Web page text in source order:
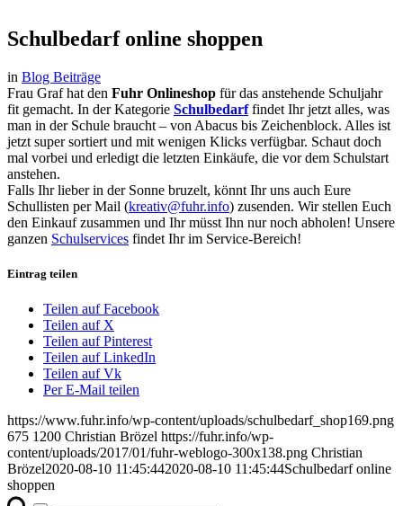
Schulbedarf online shoppen
in Blog Beiträge
Frau Graf hat den Fuhr Onlineshop für das anstehende Schuljahr
fit gemacht. In der Kategorie Schulbedarffindet Ihr jetzt alles, was
man in der Schule braucht – von Abacus bis Zeichenblock. Alles ist
jetzt super sortiert und mit wenigen Klicks verfügbar. Schaut doch
mal vorbei und erledigt die letzten Einkäufe, die vor dem Schulstart
anstehen.
Falls Ihr lieber in der Sonne bruzelt, könnt Ihr uns auch Eure
Schullisten per Mail (kreativ@fuhr.info) zusenden. Wir stellen Euch
den Einkauf zusammen und Ihr müsst Ihn nur noch abholen! Unsere
ganzen Schulservices findet Ihr im Service-Bereich!
Eintrag teilen
Teilen auf Facebook
Teilen auf X
Teilen auf Pinterest
Teilen auf LinkedIn
Teilen auf Vk
Per E-Mail teilen
https://www.fuhr.info/wp-content/uploads/schulbedarf_shop169.png
675 1200 Christian Brözel https://fuhr.info/wp-
content/uploads/2017/01/fuhr-weblogo-300x138.png Christian
Brözel2020-08-10 11:45:442020-08-10 11:45:44Schulbedarf online
shoppen